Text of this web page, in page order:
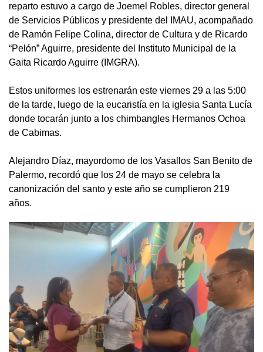
reparto estuvo a cargo de Joemel Robles, director general
de Servicios Públicos y presidente del IMAU, acompañado
de Ramón Felipe Colina, director de Cultura y de Ricardo
“Pelón” Aguirre, presidente del Instituto Municipal de la
Gaita Ricardo Aguirre (IMGRA).
‎Estos uniformes los estrenarán este viernes 29 a las 5:00
de la tarde, luego de la eucaristía en la iglesia Santa Lucía
donde tocarán junto a los chimbangles Hermanos Ochoa
de Cabimas.
‎Alejandro Díaz, mayordomo de los Vasallos San Benito de
Palermo, recordó que los 24 de mayo se celebra la
canonización del santo y este año se cumplieron 219
años.